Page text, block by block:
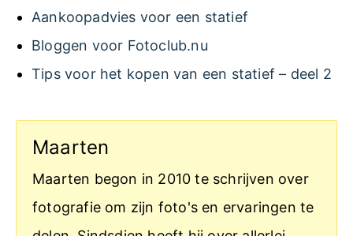
Aankoopadvies voor een statief
Bloggen voor Fotoclub.nu
Tips voor het kopen van een statief – deel 2
Maarten
Maarten begon in 2010 te schrijven over
fotografie om zijn foto's en ervaringen te